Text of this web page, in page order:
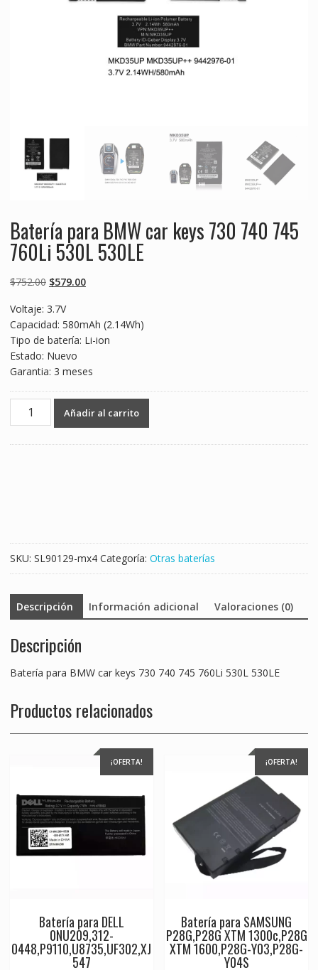
Batería para BMW car keys 730 740 745
760Li 530L 530LE
$752.00 Original
was:
$752.00.
$579.00Current
$579.00.
Voltaje: 3.7V
Capacidad: 580mAh (2.14Wh)
Tipo de batería: Li-ion
Estado: Nuevo
Garantia: 3 meses
Batería
530L
530LE
cantidad
Añadir al carrito
SKU: SL90129-mx4 Categoría: Otras baterías
Descripción Información adicional Valoraciones (0)
Descripción
Batería para BMW car keys 730 740 745 760Li 530L 530LE
Productos relacionados
¡OFERTA!
Batería para DELL
0NU209,312-
0448,P9110,U8735,UF302,XJ
547
¡OFERTA!
Batería para SAMSUNG
P28G,P28G XTM 1300c,P28G
XTM 1600,P28G-Y03,P28G-
Y04S